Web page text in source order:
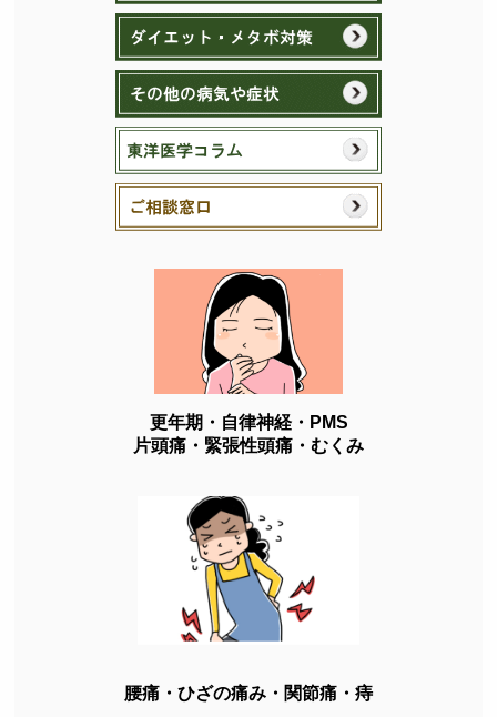
更年期・自律神経・PMS
片頭痛・緊張性頭痛・むくみ
腰痛・ひざの痛み・関節痛・痔